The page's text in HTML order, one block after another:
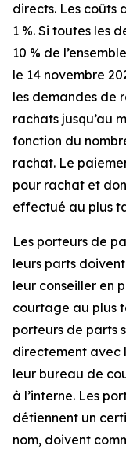
directs. Les coûts
1 %. Si toutes les
10 % de
le 14 novembre
les demandes de
rachats jusqu’au
fonction du
rachat. Le
pour rachat et
effectué au plus
Les porteurs de
leurs parts
leur conseiller en
courtage au plus
porteurs de parts
directement avec
leur bureau de
à l’interne. Les
détiennent un
nom, doivent